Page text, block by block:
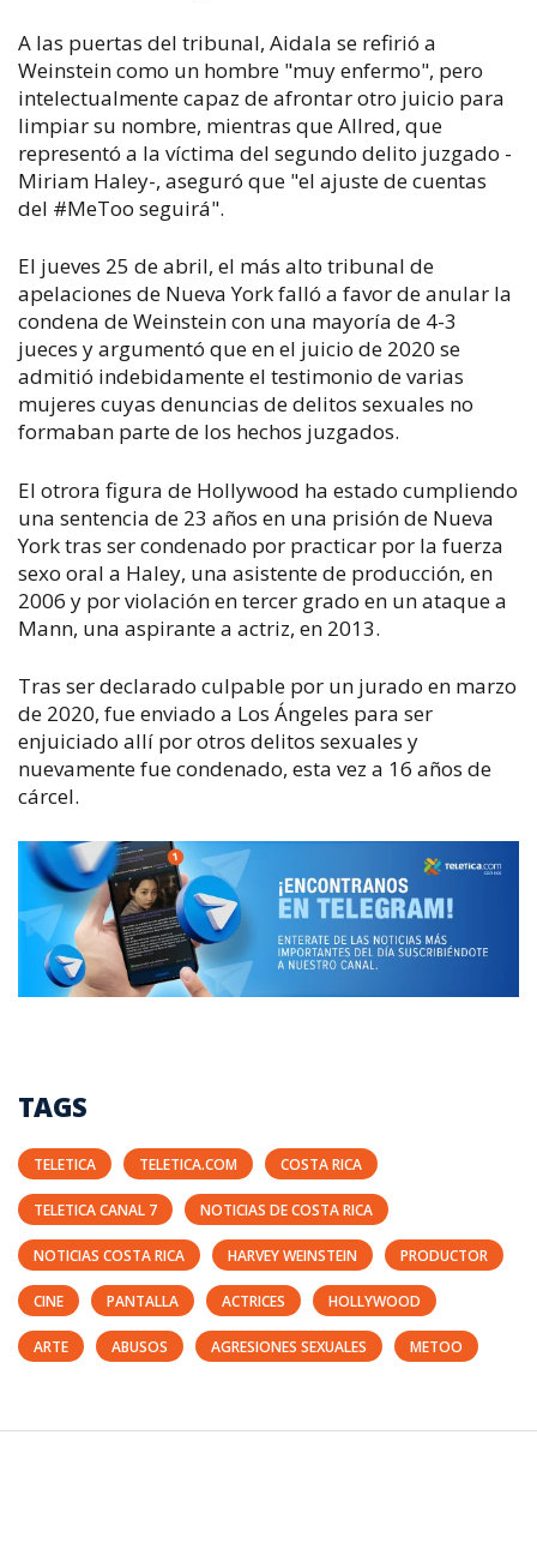
A las puertas del tribunal, Aidala se refirió a
Weinstein como un hombre "muy enfermo", pero
intelectualmente capaz de afrontar otro juicio para
limpiar su nombre, mientras que Allred, que
representó a la víctima del segundo delito juzgado -
Miriam Haley-, aseguró que "el ajuste de cuentas
del #MeToo seguirá".
El jueves 25 de abril, el más alto tribunal de
apelaciones de Nueva York falló a favor de anular la
condena de Weinstein con una mayoría de 4-3
jueces y argumentó que en el juicio de 2020 se
admitió indebidamente el testimonio de varias
mujeres cuyas denuncias de delitos sexuales no
formaban parte de los hechos juzgados.
El otrora figura de Hollywood ha estado cumpliendo
una sentencia de 23 años en una prisión de Nueva
York tras ser condenado por practicar por la fuerza
sexo oral a Haley, una asistente de producción, en
2006 y por violación en tercer grado en un ataque a
Mann, una aspirante a actriz, en 2013.
Tras ser declarado culpable por un jurado en marzo
de 2020, fue enviado a Los Ángeles para ser
enjuiciado allí por otros delitos sexuales y
nuevamente fue condenado, esta vez a 16 años de
cárcel.
TAGS
TELETICA TELETICA.COM COSTA RICA
TELETICA CANAL 7 NOTICIAS DE COSTA RICA
NOTICIAS COSTA RICA HARVEY WEINSTEIN PRODUCTOR
CINE PANTALLA ACTRICES HOLLYWOOD
ARTE ABUSOS AGRESIONES SEXUALES METOO